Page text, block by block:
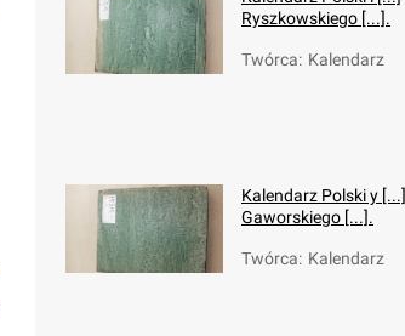
Ryszkowskiego [...].
Twórca: Kalendarz
Kalendarz Polski y [...]
Gaworskiego [...].
Twórca: Kalendarz